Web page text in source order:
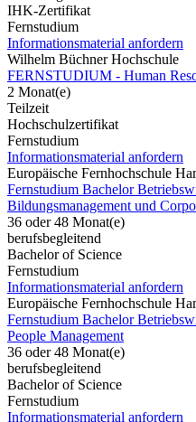
IHK-Zertifikat
Fernstudium
Informationsmaterial anfordern
Wilhelm Büchner Hochschule
FERNSTUDIUM - Human
2 Monat(e)
Teilzeit
Hochschulzertifikat
Fernstudium
Informationsmaterial anfordern
Europäische Fernhochschule
Fernstudium Bachelor
Bildungsmanagement und
36 oder 48 Monat(e)
berufsbegleitend
Bachelor of Science
Fernstudium
Informationsmaterial anfordern
Europäische Fernhochschule
Fernstudium Bachelor
People Management
36 oder 48 Monat(e)
berufsbegleitend
Bachelor of Science
Fernstudium
Informationsmaterial anfordern